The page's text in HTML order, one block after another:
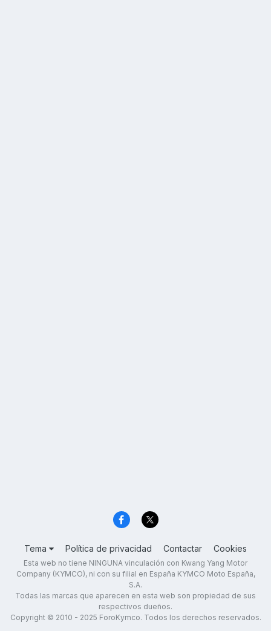
Tema Política de privacidad Contactar Cookies
Esta web no tiene NINGUNA vinculación con Kwang Yang Motor
Company (KYMCO), ni con su filial en España KYMCO Moto España,
S.A.
Todas las marcas que aparecen en esta web son propiedad de sus
respectivos dueños.
Copyright © 2010 - 2025 ForoKymco. Todos los derechos reservados.